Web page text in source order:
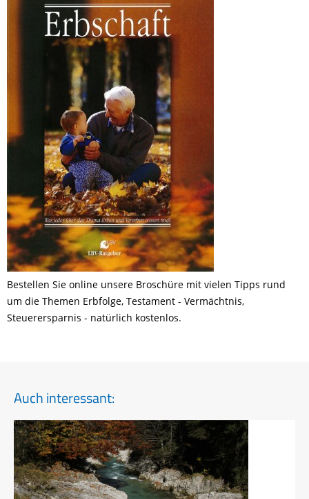
Bestellen Sie online unsere Broschüre mit vielen Tipps rund
um die Themen Erbfolge, Testament - Vermächtnis,
Steuerersparnis - natürlich kostenlos.
Auch interessant: